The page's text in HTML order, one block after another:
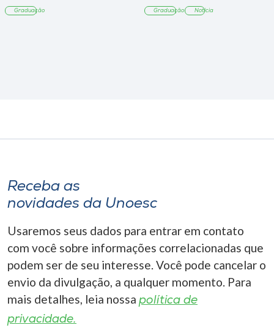
Graduação Graduação Notícia
Receba as
novidades da Unoesc
Usaremos seus dados para entrar em contato
com você sobre informações correlacionadas que
podem ser de seu interesse. Você pode cancelar o
envio da divulgação, a qualquer momento. Para
mais detalhes, leia nossa política de
privacidade.